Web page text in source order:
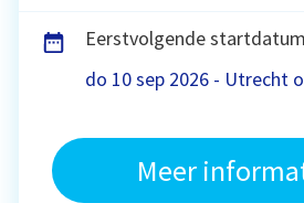
Eerstvolgende startdatum
do 10 sep 2026 - Utrecht
Meer